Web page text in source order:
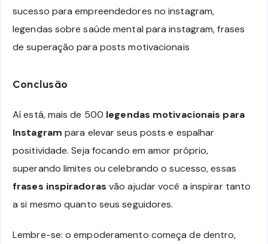
sucesso para empreendedores no instagram,
legendas sobre saúde mental para instagram, frases
de superação para posts motivacionais
Conclusão
Aí está, mais de 500 legendas motivacionais para
Instagram para elevar seus posts e espalhar
positividade. Seja focando em amor próprio,
superando limites ou celebrando o sucesso, essas
frases inspiradoras vão ajudar você a inspirar tanto
a si mesmo quanto seus seguidores.
Lembre-se: o empoderamento começa de dentro,